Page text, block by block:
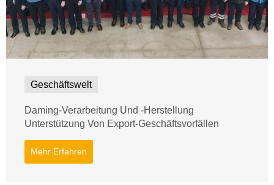
Geschäftswelt
Daming-Verarbeitung Und -Herstellung
Unterstützung Von Export-Geschäftsvorfällen
Mehr Erfahren